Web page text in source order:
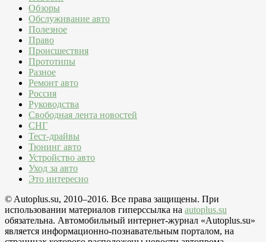
Обзоры
Обслуживание авто
Полезное
Право
Происшествия
Прототипы
Разное
Ремонт авто
Россия
Руководства
Свободная лента новостей
СНГ
Тест-драйвы
Тюнинг авто
Устройство авто
Уход за авто
Это интересно
© Autoplus.su, 2010–2016. Все права защищены. При
использовании материалов гиперссылка на autoplus.su
обязательна. Автомобильный интернет-журнал «Autoplus.su»
является информационно-познавательным порталом, на